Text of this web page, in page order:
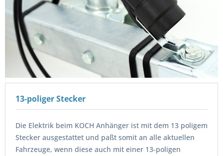
13-poliger Stecker
Die Elektrik beim KOCH Anhänger ist mit dem 13 poligem
Stecker ausgestattet und paßt somit an alle aktuellen
Fahrzeuge, wenn diese auch mit einer 13-poligen